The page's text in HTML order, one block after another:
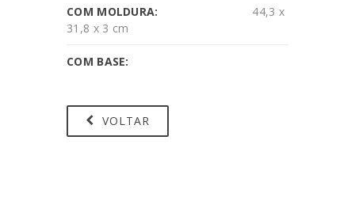
COM MOLDURA:
44,3 x
31,8 x 3 cm
COM BASE:
VOLTAR